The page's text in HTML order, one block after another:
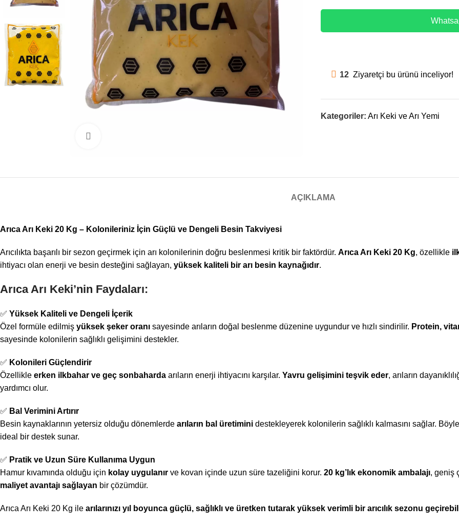
12 Ziyaretçi bu ürünü inceliyor!
Kategoriler: Arı Keki ve Arı Yemi
AÇIKLAMA
Arıca Arı Keki 20 Kg – Kolonileriniz İçin Güçlü ve Dengeli Besin Takviyesi
Arıcılıkta başarılı bir sezon geçirmek için arı kolonilerinin doğru beslenmesi kritik bir faktördür. Arıca Arı Keki 20 Kg, özellikle
ihtiyacı olan enerji ve besin desteğini sağlayan, yüksek kaliteli bir arı besin kaynağıdır.
Arıca Arı Keki’nin Faydaları:
✅ Yüksek Kaliteli ve Dengeli İçerik
Özel formüle edilmiş yüksek şeker oranı sayesinde arıların doğal beslenme düzenine uygundur ve hızlı sindirilir. Protein,
sayesinde kolonilerin sağlıklı gelişimini destekler.
✅ Kolonileri Güçlendirir
Özellikle erken ilkbahar ve geç sonbaharda arıların enerji ihtiyacını karşılar. Yavru gelişimini teşvik eder, arıların
yardımcı olur.
✅ Bal Verimini Artırır
Besin kaynaklarının yetersiz olduğu dönemlerde arıların bal üretimini destekleyerek kolonilerin sağlıklı kalmasını sağlar.
ideal bir destek sunar.
✅ Pratik ve Uzun Süre Kullanıma Uygun
Hamur kıvamında olduğu için kolay uygulanır ve kovan içinde uzun süre tazeliğini korur. 20 kg’lık ekonomik ambalajı, geniş
maliyet avantajı sağlayan bir çözümdür.
Arıca Arı Keki 20 Kg ile arılarınızı yıl boyunca güçlü, sağlıklı ve üretken tutarak yüksek verimli bir arıcılık sezonu